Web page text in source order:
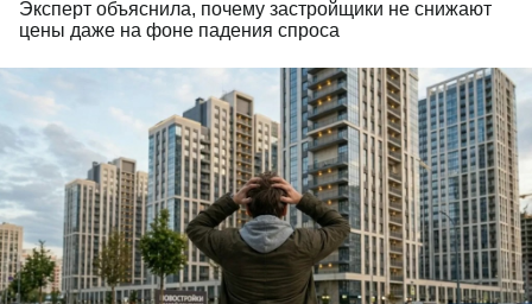
Эксперт объяснила, почему застройщики не снижают
цены даже на фоне падения спроса